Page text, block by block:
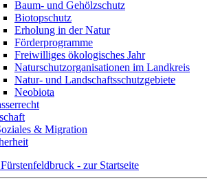
Baum- und Gehölzschutz
Biotopschutz
Erholung in der Natur
Förderprogramme
Freiwilliges ökologisches Jahr
Naturschutzorganisationen im Landkreis
Natur- und Landschaftsschutzgebiete
Neobiota
& Migration